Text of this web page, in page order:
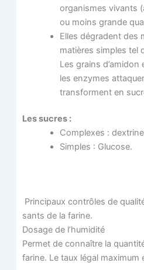
orga­nismes vivants
ou moins grande
Elles dégradent des
matières simples tel
Les grains
les enzymes
trans­forment en
Les sucres :
Com­plexes :
Simples : Glucose.
Prin­ci­paux contrôles de
sants de la farine.
Dosage de l’humidité
Per­met de connaître la
farine. Le taux légal maxi­mum